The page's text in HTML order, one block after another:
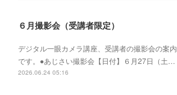
６月撮影会（受講者限定）
デジタル一眼カメラ講座、受講者の撮影会の案内
です。●あじさい撮影会【日付】６月27日（土…
2026.06.24 05:16